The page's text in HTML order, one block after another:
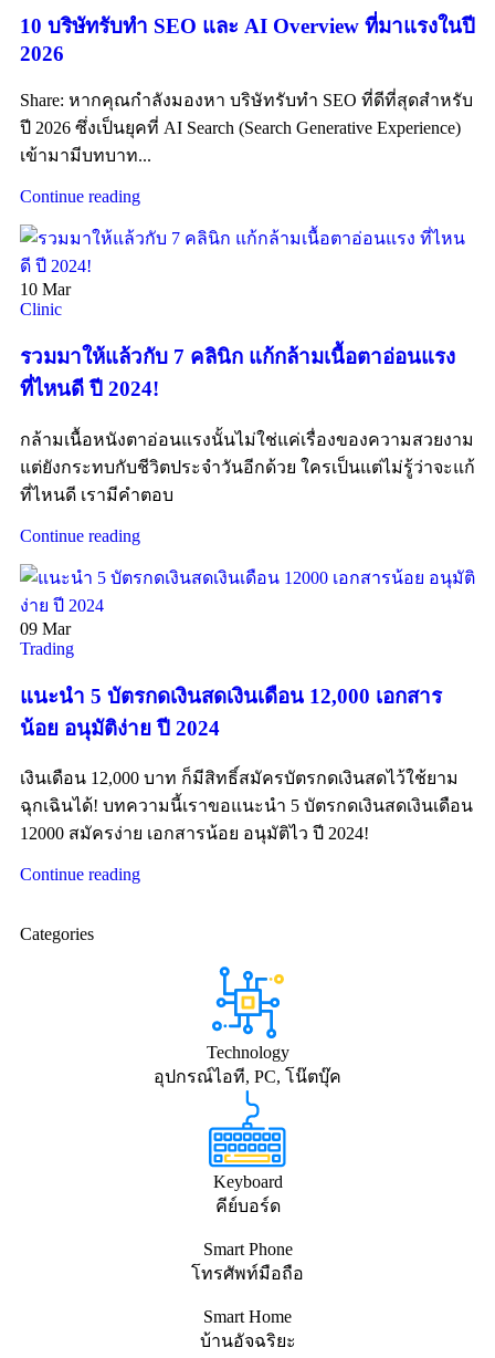
10 บริษัทรับทำ SEO และ AI Overview ที่มาแรงในปี
2026
Share: หากคุณกำลังมองหา บริษัทรับทำ SEO ที่ดีที่สุดสำหรับ
ปี 2026 ซึ่งเป็นยุคที่ AI Search (Search Generative Experience)
เข้ามามีบทบาท...
Continue reading
10 Mar
Clinic
รวมมาให้แล้วกับ 7 คลินิก แก้กล้ามเนื้อตาอ่อนแรง
ที่ไหนดี ปี 2024!
กล้ามเนื้อหนังตาอ่อนแรงนั้นไม่ใช่แค่เรื่องของความสวยงาม
แต่ยังกระทบกับชีวิตประจำวันอีกด้วย ใครเป็นแต่ไม่รู้ว่าจะแก้
ที่ไหนดี เรามีคำตอบ
Continue reading
09 Mar
Trading
แนะนำ 5 บัตรกดเงินสดเงินเดือน 12,000 เอกสาร
น้อย อนุมัติง่าย ปี 2024
เงินเดือน 12,000 บาท ก็มีสิทธิ์สมัครบัตรกดเงินสดไว้ใช้ยาม
ฉุกเฉินได้! บทความนี้เราขอแนะนำ 5 บัตรกดเงินสดเงินเดือน
12000 สมัครง่าย เอกสารน้อย อนุมัติไว ปี 2024!
Continue reading
Categories
Technology
อุปกรณ์ไอที, PC, โน๊ตบุ๊ค
Keyboard
คีย์บอร์ด
Smart Phone
โทรศัพท์มือถือ
Smart Home
บ้านอัจฉริยะ